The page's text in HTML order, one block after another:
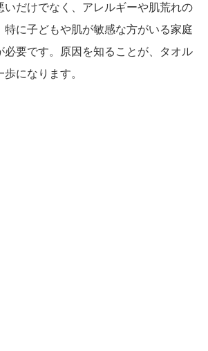
いだけでなく、アレルギーや肌荒れの
特に子どもや肌が敏感な方がいる家庭
必要です。原因を知ることが、タオル
になります。